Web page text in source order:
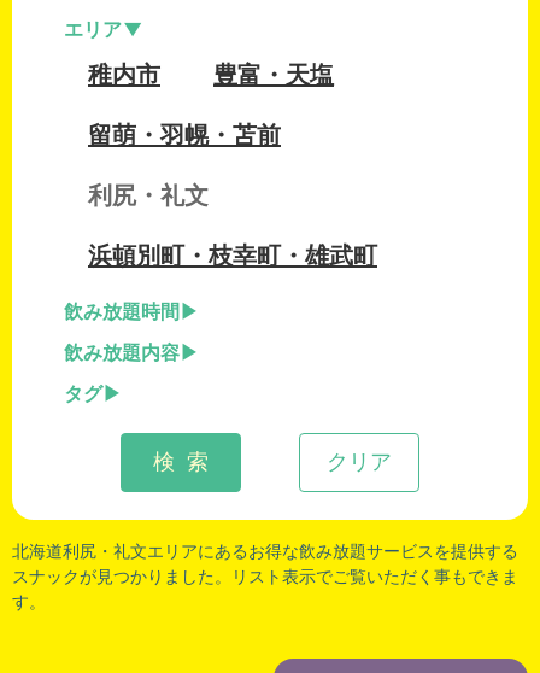
エリア
稚内市 豊富・天塩
留萌・羽幌・苫前
利尻・礼文
浜頓別町・枝幸町・雄武町
飲み放題時間
飲み放題内容
タグ
クリア
検 索
北海道利尻 ・ 礼文エリアにあるお得な飲み放題サービスを提供する
スナックが見つかりました。リスト表示でご覧いただく事もできま
す。